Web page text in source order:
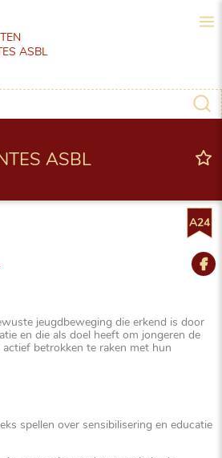
ASBL
ASBL
A24
jeugdbeweging die erkend is door
en die als doel heeft om jongeren de
betrokken te raken met hun
spellen over sensibilisering en educatie